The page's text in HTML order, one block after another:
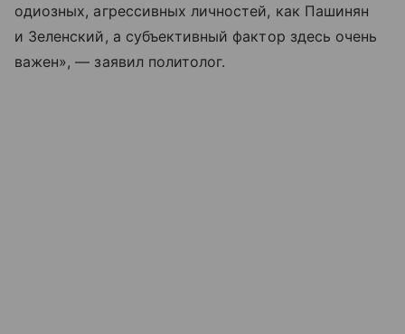
одиозных, агрессивных личностей, как Пашинян
и Зеленский, а субъективный фактор здесь очень
важен», — заявил политолог.